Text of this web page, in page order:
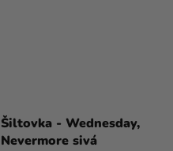
Šiltovka - Wednesday,
Nevermore sivá